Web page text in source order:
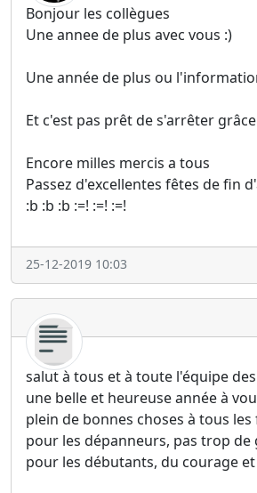
Bonjour les collègues
Une annee de plus avec vous :)
Une année de plus ou
Et c'est pas prêt de s'arrêter
Encore milles mercis a tous
Passez d'excellentes fêtes de fin
:b :b :b :=! :=! :=!
25-12-2019 10:03
salut à tous et à toute l'équipe
une belle et heureuse année à
plein de bonnes choses à tous
pour les dépanneurs, pas trop de
pour les débutants, du courage